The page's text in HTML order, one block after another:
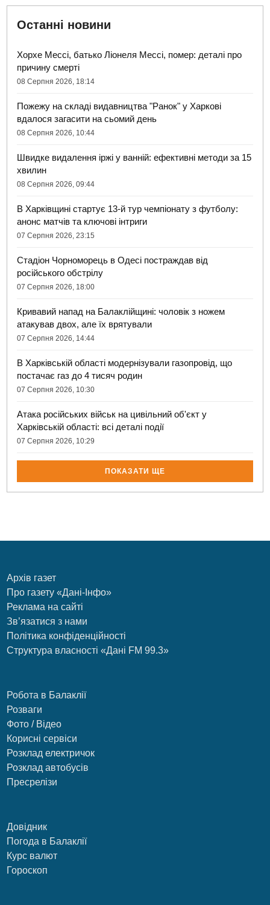
Останні новини
Хорхе Мессі, батько Ліонеля Мессі, помер: деталі про
причину смерті
08 Серпня 2026, 18:14
Пожежу на складі видавництва "Ранок" у Харкові
вдалося загасити на сьомий день
08 Серпня 2026, 10:44
Швидке видалення іржі у ванній: ефективні методи за 15
хвилин
08 Серпня 2026, 09:44
В Харківщині стартує 13-й тур чемпіонату з футболу:
анонс матчів та ключові інтриги
07 Серпня 2026, 23:15
Стадіон Чорноморець в Одесі постраждав від
російського обстрілу
07 Серпня 2026, 18:00
Кривавий напад на Балаклійщині: чоловік з ножем
атакував двох, але їх врятували
07 Серпня 2026, 14:44
В Харківській області модернізували газопровід, що
постачає газ до 4 тисяч родин
07 Серпня 2026, 10:30
Атака російських військ на цивільний об'єкт у
Харківській області: всі деталі події
07 Серпня 2026, 10:29
ПОКАЗАТИ ЩЕ
Архів газет
Про газету «Дані-Інфо»
Реклама на сайті
Зв’язатися з нами
Політика конфіденційності
Структура власності «Дані FM 99.3»
Робота в Балаклії
Розваги
Фото / Відео
Корисні сервіси
Розклад електричок
Розклад автобусів
Пресрелізи
Довідник
Погода в Балаклії
Курс валют
Гороскоп